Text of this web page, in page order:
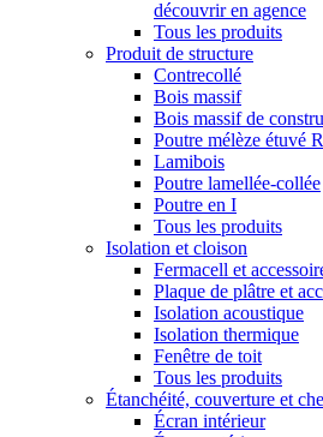
découvrir en agence
Tous les produits
Produit de structure
Contrecollé
Bois massif
Bois massif de
Poutre mélèze étuvé
Lamibois
Poutre lamellée-collée
Poutre en I
Tous les produits
Isolation et cloison
Fermacell et
Plaque de plâtre et
Isolation acoustique
Isolation thermique
Fenêtre de toit
Tous les produits
Étanchéité, couverture et
Écran intérieur